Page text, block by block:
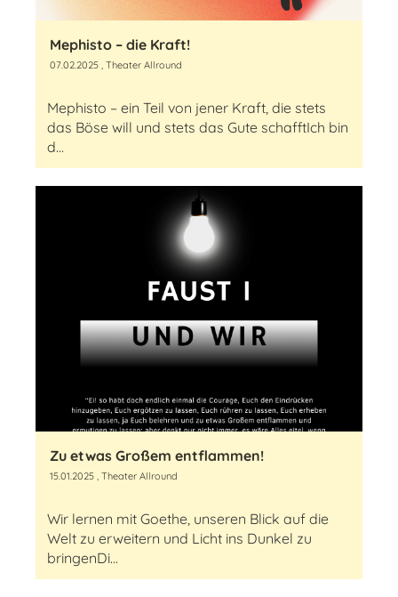
Mephisto – die Kraft!
07.02.2025 , Theater Allround
Mephisto – ein Teil von jener Kraft, die stets
das Böse will und stets das Gute schafftIch bin
d...
Zu etwas Großem entflammen!
15.01.2025 , Theater Allround
Wir lernen mit Goethe, unseren Blick auf die
Welt zu erweitern und Licht ins Dunkel zu
bringenDi...